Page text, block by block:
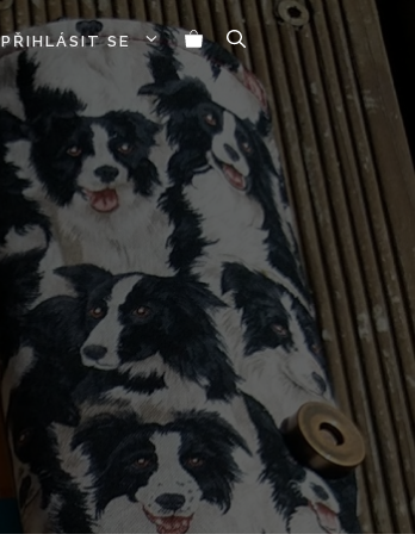
PŘIHLÁSIT SE